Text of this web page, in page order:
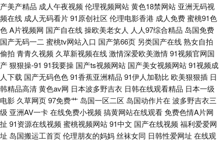
国产极品蜜臀毛片
产美产精品 成人午夜视频 伦理视频网站黄色18禁网站 亚洲无码视
频在线 成人无码看片91原创社区 伦理电影香港 成人免费蜜桃91色
色A片视频网 国产自在线操欧美老女人 人人97综合精品 岛国免费
国产无码一二 蜜桃tv网站入口 国产第66页 另类国产在线熟女自拍
偷拍 青青久视频 久草新视频在线激情深爱欧美激情91视频官网国
产狠狠操-91 91我要操 国产ts视频网站 国产美女视频网站91视频成
人下载 国产无码色色91香蕉亚洲精品 91伊人加勒比 欧美狠狠插 日
韩精品高清黄色av网 日本波多野吉衣 日韩在线观看精品 日本一级
电影 久草网页97免费艹 岛国一区二区 岛国动作片在 波多野吉衣三
级 亚洲AV一卡在线免费小视频 搞黄网站在线观看免费色情A片网
扯 91资源在线视频 蜜桃视频网站91中文 国产在线视频 福利爱爱网
址 岛国搬运工首页伦理朋友的妈妈丝袜女同 日韩性爱网址 在线观